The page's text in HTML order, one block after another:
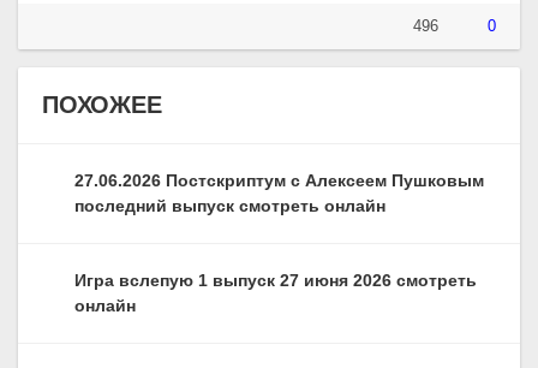
496 0
ПОХОЖЕЕ
27.06.2026 Постскриптум с Алексеем Пушковым
последний выпуск смотреть онлайн
Игра вслепую 1 выпуск 27 июня 2026 смотреть
онлайн